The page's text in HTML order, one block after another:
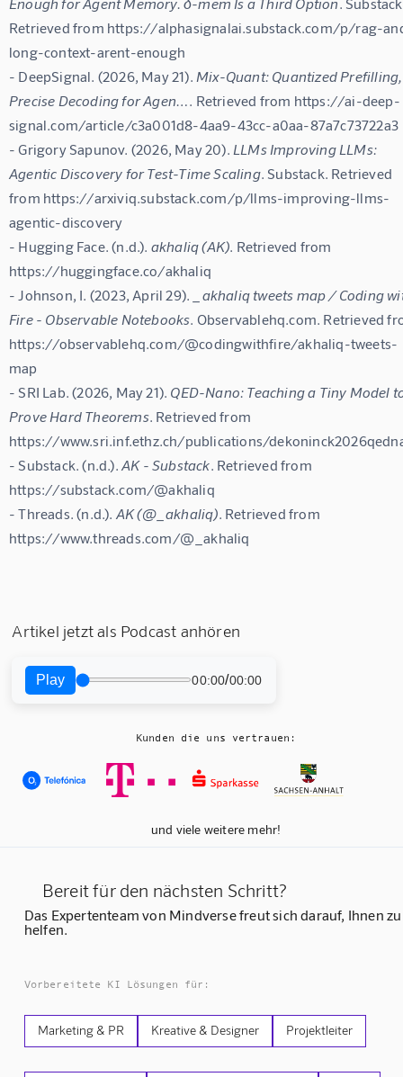
Retrieved from https://alphasignalai.substack.com/p/rag-
long-context-arent-enough
- DeepSignal. (2026, May 21). Mix-Quant: Quantized
Precise Decoding for Agen…
. Retrieved from https://ai-deep-
signal.com/article/c3a001d8-4aa9-43cc-a0aa-87a7c73722a3
- Grigory Sapunov. (2026, May 20). LLMs Improving LLMs:
Agentic Discovery for Test-Time Scaling. Substack. Retrieved
from https://arxiviq.substack.com/p/llms-improving-llms-
agentic-discovery
- Hugging Face. (n.d.). akhaliq (AK) . Retrieved from
https://huggingface.co/akhaliq
- Johnson, I. (2023, April 29).
_akhaliq tweets map / Coding
Fire - Observable Notebooks . Observablehq.com. Retrieved
https://observablehq.com/@codingwithfire/akhaliq-tweets-
map
- SRI Lab. (2026, May 21). QED-Nano: Teaching a Tiny Model
Prove Hard Theorems. Retrieved from
https://www.sri.inf.ethz.ch/publications/
- Substack. (n.d.). AK - Substack . Retrieved from
https://substack.com/@akhaliq
- Threads. (n.d.). AK (@_akhaliq) . Retrieved from
Artikel jetzt als Podcast anhören
Play 00:00/00:00
Kunden die uns vertrauen:
und viele weitere mehr!
Bereit für den nächsten Schritt?
Das Expertenteam von Mindverse freut sich darauf, Ihnen zu
helfen.
Vorbereitete KI Lösungen für:
Marketing & PR Kreative & Designer Projektleiter